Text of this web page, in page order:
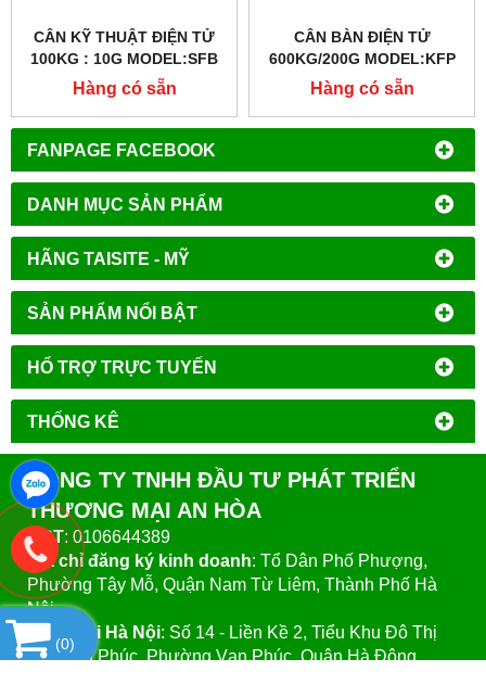
FANPAGE FACEBOOK
DANH MỤC SẢN PHẨM
HÃNG TAISITE - MỸ
SẢN PHẨM NỔI BẬT
HỔ TRỢ TRỰC TUYẾN
THỐNG KÊ
CÂN KỸ THUẬT ĐIỆN TỬ
100KG : 10G MODEL:SFB
100K10HIP
Hàng có sẵn
CÂN BÀN ĐIỆN TỬ
600KG/200G MODEL:KFP
600V20SM/KXE-TM
Hàng có sẵn
CÔNG TY TNHH ĐẦU TƯ PHÁT TRIỂN
THƯƠNG MẠI AN HÒA
MST: 0106644389
Địa chỉ đăng ký kinh doanh: Tổ Dân Phố Phượng,
Phường Tây Mỗ, Quận Nam Từ Liêm, Thành Phố Hà
Nội.
VPGD tại Hà Nội: Số 14 - Liền Kề 2, Tiểu Khu Đô Thị
Mới Vạn Phúc, Phường Vạn Phúc, Quận Hà Đông,
(0)